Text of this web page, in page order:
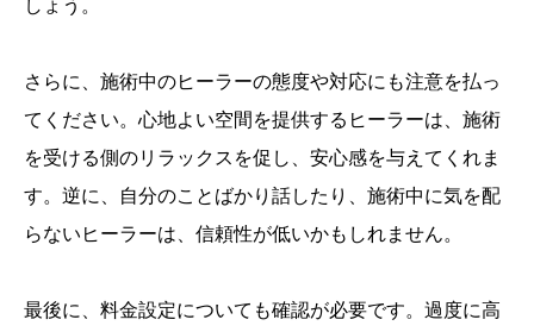
しょう。
さらに、施術中のヒーラーの態度や対応にも注意を払っ
てください。心地よい空間を提供するヒーラーは、施術
を受ける側のリラックスを促し、安心感を与えてくれま
す。逆に、自分のことばかり話したり、施術中に気を配
らないヒーラーは、信頼性が低いかもしれません。
最後に、料金設定についても確認が必要です。過度に高